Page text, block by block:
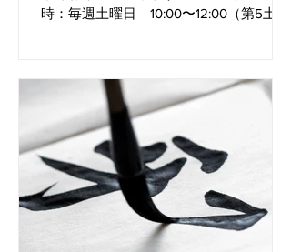
時：毎週土曜日 10:00〜12:00（第5土曜
1,500円／月（月2回） ビジター 1,000